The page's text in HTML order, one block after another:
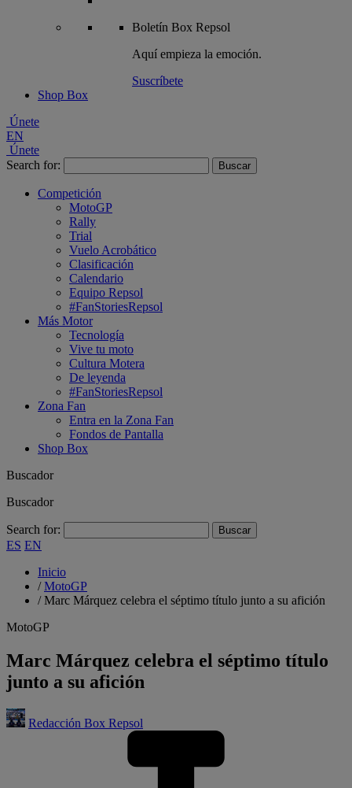
Boletín Box Repsol
Aquí empieza la emoción.
Suscríbete
Shop Box
Únete
EN
Únete
Search for:
Competición
MotoGP
Rally
Trial
Vuelo Acrobático
Clasificación
Calendario
Equipo Repsol
#FanStoriesRepsol
Más Motor
Tecnología
Vive tu moto
Cultura Motera
De leyenda
#FanStoriesRepsol
Zona Fan
Entra en la Zona Fan
Fondos de Pantalla
Shop Box
Buscador
Buscador
Search for:
ES EN
Inicio
/MotoGP
/Marc Márquez celebra el séptimo título junto a su afición
MotoGP
Marc Márquez celebra el séptimo título
junto a su afición
Redacción Box Repsol